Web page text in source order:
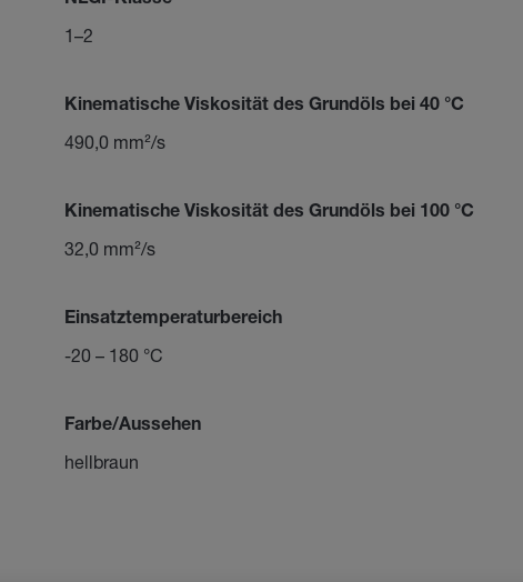
1–2
Kinematische Viskosität des Grundöls bei 40 °C
490,0 mm²/s
Kinematische Viskosität des Grundöls bei 100 °C
32,0 mm²/s
Einsatztemperaturbereich
-20 – 180 °C
Farbe/Aussehen
hellbraun